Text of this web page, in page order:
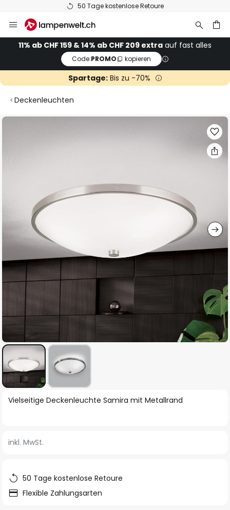
50 Tage kostenlose Retoure
Inhalt
springen
11% ab CHF 159 & 14% ab CHF 209 extra auf fast alles
Code:PROMO kopieren
Spartage:Bis zu -70%
Deckenleuchten
Zum
Bildgalerie
Zum
springen
Vielseitige Deckenleuchte Samira mit Metallrand
inkl. MwSt.
50 Tage kostenlose Retoure
Flexible Zahlungsarten